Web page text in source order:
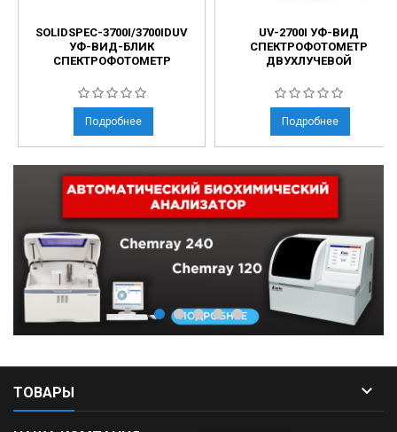
SOLIDSPEC-3700I/3700IDUV
УФ-ВИД-БЛИК
СПЕКТРОФОТОМЕТР
Подробнее
UV-2700I УФ-ВИД
СПЕКТРОФОТОМЕТР
ДВУХЛУЧЕВОЙ
Подробнее
ТОВАРЫ 